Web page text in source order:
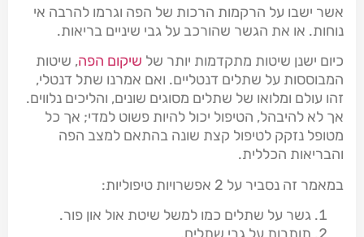
אשר ישבו על הרקמות הרכות של הפה וגרמו להרבה אי
נוחות. או את הגשר שהורכב על גבי שיניים בריאות.
כיום ישנן שיטות מתקדמות יותר של שיקום הפה, שיטות
המבוססות על שתלים דנטליים. ואם אמרנו שתל דנטלי,
זהו עולם ומלואו של שתלים מסוגים שונים, והליכים נלווים.
אך לא להיבהל, הטיפול יכול להיות פשוט למדי; אך כל
מטופל נזקק לטיפול קצת שונה בהתאם למצב הפה
והבריאות הכללית.
במאמר זה נסביר על 2 אפשרויות טיפוליות:
גשר על שתלים כמו למשל שיטת אול און פור.